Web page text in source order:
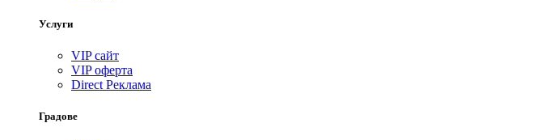
Услуги
VIP сайт
VIP оферта
Direct Реклама
Градове